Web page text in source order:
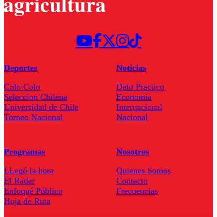
Deportes
Colo Colo
Seleccion Chilena
Universidad de Chile
Torneo Nacional
Noticias
Dato Practico
Economía
Internacional
Nacional
Programas
LLegó la hora
El Radar
Enfoqué Público
Hoja de Ruta
Nosotros
Quienes Somos
Contacto
Frecuencias